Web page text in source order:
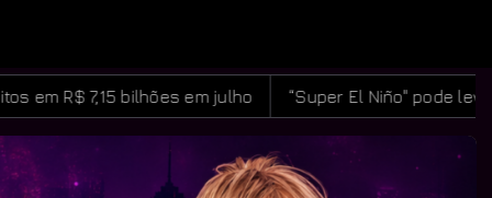
“Super El Niño" pode levar quase 50 milhões de